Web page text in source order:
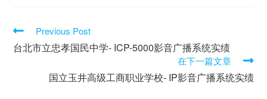
Previous Post
台北市立忠孝国民中学- ICP-5000影音广播系统实绩
在下一篇文章
国立玉井高级工商职业学校- IP影音广播系统实绩